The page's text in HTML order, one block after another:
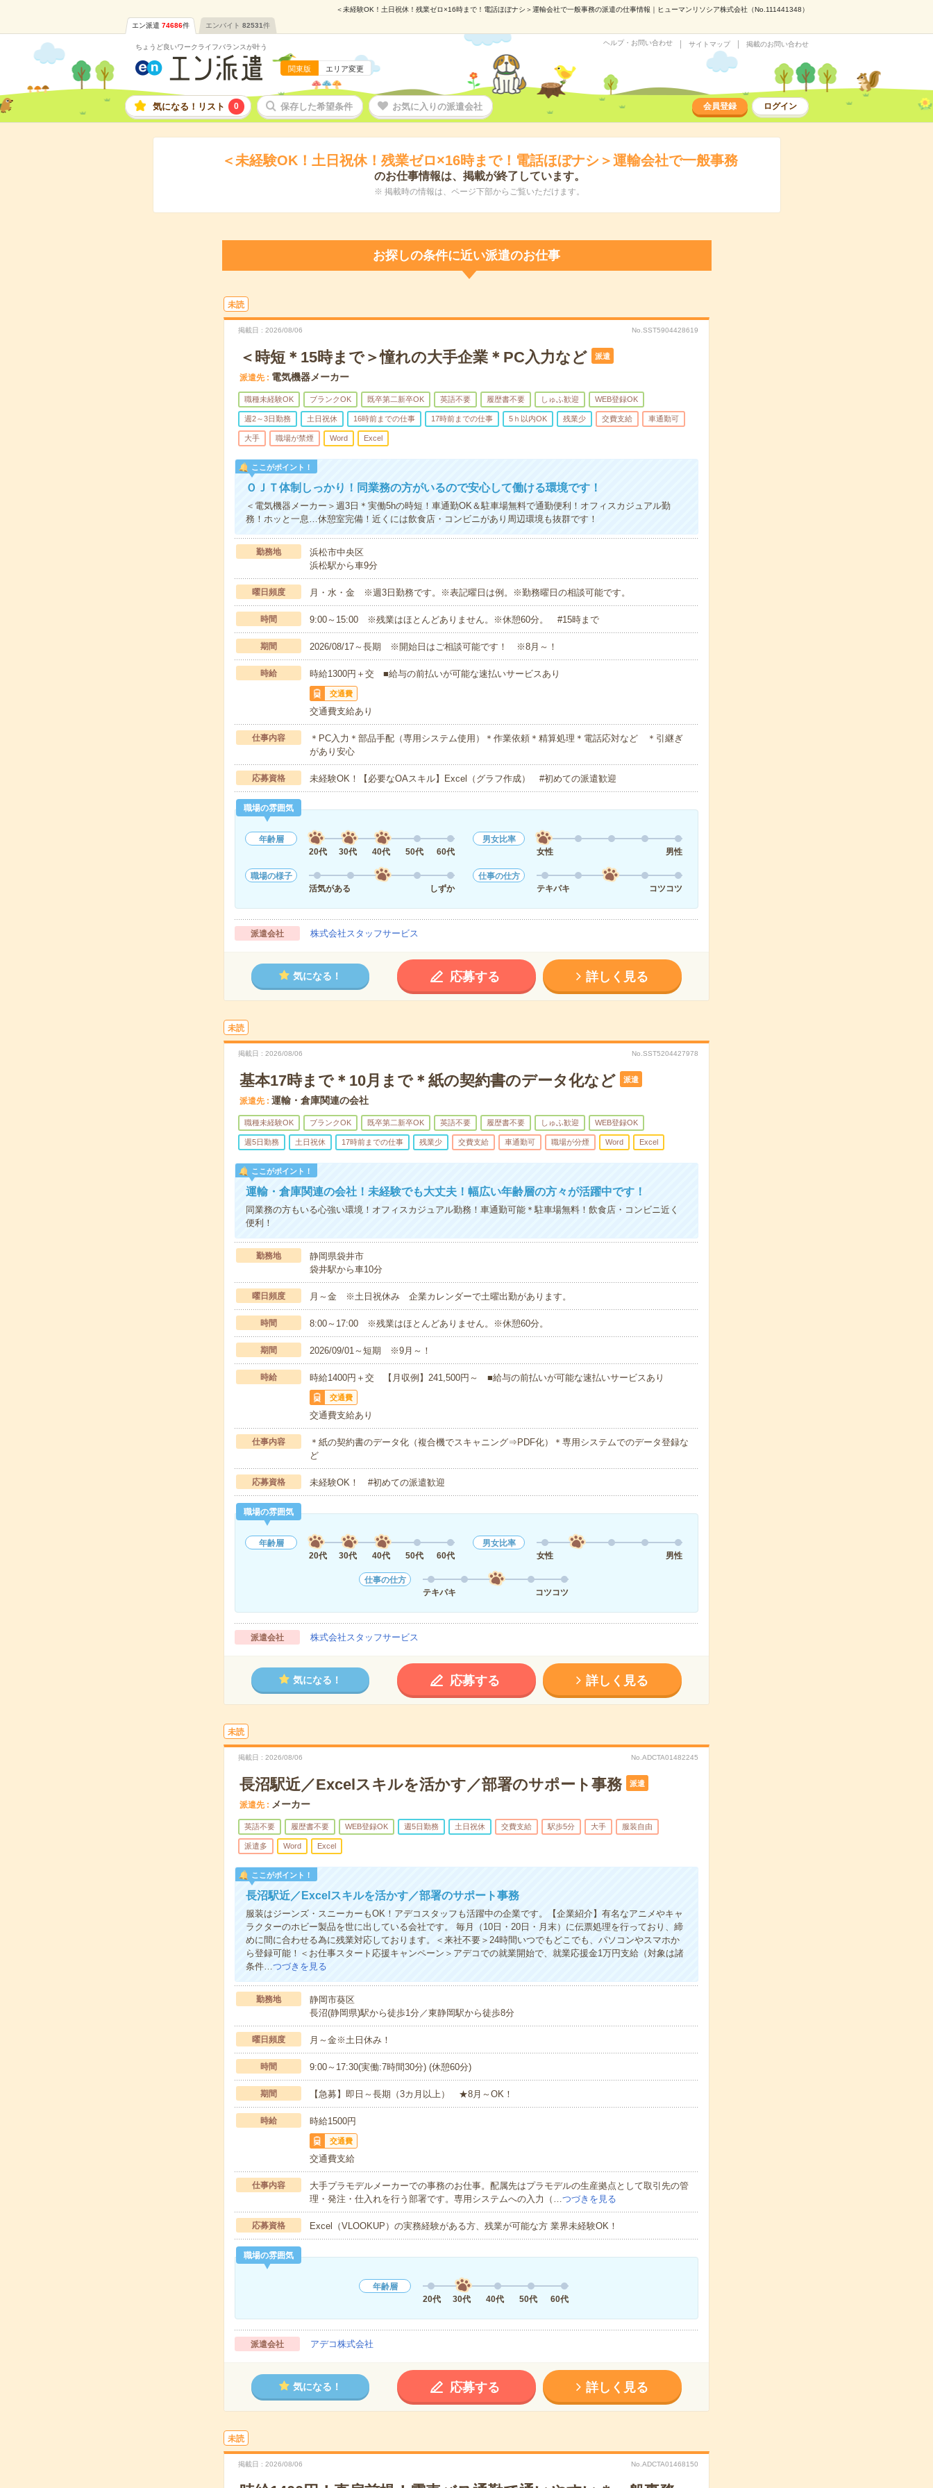
＜未経験OK！土日祝休！残業ゼロ×16時まで！電話ほぼナシ＞運輸会社で一般事務の派遣の仕事情報｜ヒューマンリソシア株式会社（No.111441348）
エン派遣 74686件 エンバイト 82531件
ちょうど良いワークライフバランスが叶う
関東版 エリア変更
ヘルプ・お問い合わせ サイトマップ 掲載のお問い合わせ
気になる！リスト 0 保存した希望条件 お気に入りの派遣会社 会員登録 ログイン
＜未経験OK！土日祝休！残業ゼロ×16時まで！電話ほぼナシ＞運輸会社で一般事務
のお仕事情報は、掲載が終了しています。
※ 掲載時の情報は、ページ下部からご覧いただけます。
お探しの条件に近い派遣のお仕事
未読
掲載日 2026/08/06 No.SST5904428619
＜時短＊15時まで＞憧れの大手企業＊PC入力など 派遣
派遣先 電気機器メーカー
職種未経験OK ブランクOK 既卒第二新卒OK 英語不要 履歴書不要 しゅふ歓迎 WEB登録OK
週2～3日勤務 土日祝休 16時前までの仕事 17時前までの仕事 5ｈ以内OK 残業少 交費支給 車通勤可
大手 職場が禁煙 Word Excel
ここがポイント！
ＯＪＴ体制しっかり！同業務の方がいるので安心して働ける環境です！
＜電気機器メーカー＞週3日＊実働5hの時短！車通勤OK＆駐車場無料で通勤便利！オフィスカジュアル勤
務！ホッと一息…休憩室完備！近くには飲食店・コンビニがあり周辺環境も抜群です！
勤務地
浜松市中央区
浜松駅から車9分
曜日頻度 月・水・金 ※週3日勤務です。※表記曜日は例。※勤務曜日の相談可能です。
時間 9:00～15:00 ※残業はほとんどありません。※休憩60分。 #15時まで
期間 2026/08/17～長期 ※開始日はご相談可能です！ ※8月～！
時給 時給1300円＋交 ■給与の前払いが可能な速払いサービスあり
交通費
交通費支給あり
仕事内容
＊PC入力＊部品手配（専用システム使用）＊作業依頼＊精算処理＊電話応対など ＊引継ぎ
があり安心
応募資格 未経験OK！【必要なOAスキル】Excel（グラフ作成） #初めての派遣歓迎
職場の雰囲気
年齢層
20代
30代 40代 50代 60代
男女比率
女性
男性
職場の様子
活気がある
しずか
仕事の仕方
テキパキ
コツコツ
派遣会社 株式会社スタッフサービス
気になる！ 応募する 詳しく見る
未読
掲載日 2026/08/06 No.SST5204427978
基本17時まで＊10月まで＊紙の契約書のデータ化など 派遣
派遣先 運輸・倉庫関連の会社
職種未経験OK ブランクOK 既卒第二新卒OK 英語不要 履歴書不要 しゅふ歓迎 WEB登録OK
週5日勤務 土日祝休 17時前までの仕事 残業少 交費支給 車通勤可 職場が分煙 Word Excel
ここがポイント！
運輸・倉庫関連の会社！未経験でも大丈夫！幅広い年齢層の方々が活躍中です！
同業務の方もいる心強い環境！オフィスカジュアル勤務！車通勤可能＊駐車場無料！飲食店・コンビニ近く
便利！
勤務地
静岡県袋井市
袋井駅から車10分
曜日頻度 月～金 ※土日祝休み 企業カレンダーで土曜出勤があります。
時間 8:00～17:00 ※残業はほとんどありません。※休憩60分。
期間 2026/09/01～短期 ※9月～！
時給 時給1400円＋交 【月収例】241,500円～ ■給与の前払いが可能な速払いサービスあり
交通費
交通費支給あり
仕事内容
＊紙の契約書のデータ化（複合機でスキャニング⇒PDF化）＊専用システムでのデータ登録な
ど
応募資格 未経験OK！ #初めての派遣歓迎
職場の雰囲気
年齢層
20代
30代 40代 50代 60代
男女比率
女性
男性
仕事の仕方
テキパキ
コツコツ
派遣会社 株式会社スタッフサービス
気になる！ 応募する 詳しく見る
未読
掲載日 2026/08/06 No.ADCTA01482245
長沼駅近／Excelスキルを活かす／部署のサポート事務 派遣
派遣先 メーカー
英語不要 履歴書不要 WEB登録OK 週5日勤務 土日祝休 交費支給 駅歩5分 大手 服装自由
派遣多 Word Excel
ここがポイント！
長沼駅近／Excelスキルを活かす／部署のサポート事務
服装はジーンズ・スニーカーもOK！アデコスタッフも活躍中の企業です。【企業紹介】有名なアニメやキャ
ラクターのホビー製品を世に出している会社です。 毎月（10日・20日・月末）に伝票処理を行っており、締
めに間に合わせる為に残業対応しております。＜来社不要＞24時間いつでもどこでも、パソコンやスマホか
ら登録可能！＜お仕事スタート応援キャンペーン＞アデコでの就業開始で、就業応援金1万円支給（対象は諸
条件…つづきを見る
勤務地
静岡市葵区
長沼(静岡県)駅から徒歩1分／東静岡駅から徒歩8分
曜日頻度 月～金※土日休み！
時間 9:00～17:30(実働:7時間30分) (休憩60分)
期間 【急募】即日～長期（3カ月以上） ★8月～OK！
時給 時給1500円
交通費
交通費支給
仕事内容
大手プラモデルメーカーでの事務のお仕事。配属先はプラモデルの生産拠点として取引先の管
理・発注・仕入れを行う部署です。専用システムへの入力（…つづきを見る
応募資格 Excel（VLOOKUP）の実務経験がある方、残業が可能な方 業界未経験OK！
職場の雰囲気
年齢層
20代
30代 40代 50代 60代
派遣会社 アデコ株式会社
気になる！ 応募する 詳しく見る
未読
掲載日 2026/08/06 No.ADCTA01468150